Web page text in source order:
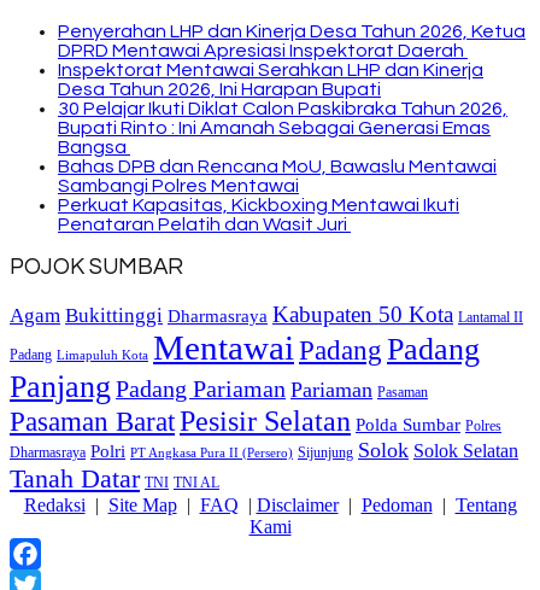
Penyerahan LHP dan Kinerja Desa Tahun 2026, Ketua
DPRD Mentawai Apresiasi Inspektorat Daerah
Inspektorat Mentawai Serahkan LHP dan Kinerja
Desa Tahun 2026, Ini Harapan Bupati
30 Pelajar Ikuti Diklat Calon Paskibraka Tahun 2026,
Bupati Rinto : Ini Amanah Sebagai Generasi Emas
Bangsa
Bahas DPB dan Rencana MoU, Bawaslu Mentawai
Sambangi Polres Mentawai
Perkuat Kapasitas, Kickboxing Mentawai Ikuti
Penataran Pelatih dan Wasit Juri
POJOK SUMBAR
Agam Bukittinggi Dharmasraya Kabupaten 50 Kota Lantamal II
Padang Limapuluh Kota Mentawai PadangPadang
Panjang Padang Pariaman Pariaman Pasaman
Pasaman BaratPesisir Selatan Polda Sumbar Polres
Dharmasraya Polri PT Angkasa Pura II (Persero) Sijunjung Solok Solok Selatan
Tanah Datar TNI TNI AL
Redaksi | Site Map| FAQ | Disclaimer| Pedoman | Tentang
Kami
Facebook